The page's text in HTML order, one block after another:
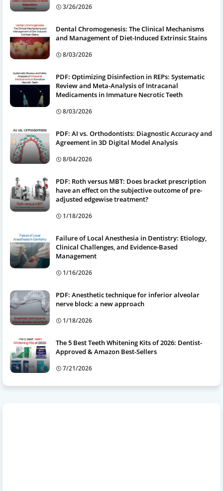
3/26/2026
Dental Chromogenesis: The Clinical Mechanisms
and Management of Diet-Induced Extrinsic Stains
8/03/2026
PDF: Optimizing Disinfection in REPs: Systematic
Review and Meta-Analysis of Intracanal
Medicaments in Immature Necrotic Teeth
8/03/2026
PDF: AI vs. Orthodontists: Diagnostic Accuracy and
Agreement in 3D Digital Model Analysis
8/04/2026
PDF: Roth versus MBT: Does bracket prescription
have an effect on the subjective outcome of pre-
adjusted edgewise treatment?
1/18/2026
Failure of Local Anesthesia in Dentistry: Etiology,
Clinical Challenges, and Evidence-Based
Management
1/16/2026
PDF: Anesthetic technique for inferior alveolar
nerve block: a new approach
1/18/2026
The 5 Best Teeth Whitening Kits of 2026: Dentist-
Approved & Amazon Best-Sellers
7/21/2026